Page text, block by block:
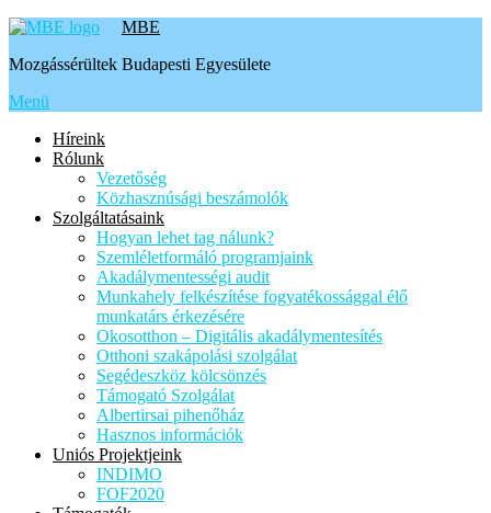
Tovább
tartalomhoz
MBE
Mozgássérültek Budapesti Egyesülete
Menü
Híreink
Rólunk
Vezetőség
Közhasznúsági beszámolók
Szolgáltatásaink
Hogyan lehet tag nálunk?
Szemléletformáló programjaink
Akadálymentességi audit
Munkahely felkészítése fogyatékossággal élő
munkatárs érkezésére
Okosotthon – Digitális akadálymentesítés
Otthoni szakápolási szolgálat
Segédeszköz kölcsönzés
Támogató Szolgálat
Albertirsai pihenőház
Hasznos információk
Uniós Projektjeink
INDIMO
FOF2020